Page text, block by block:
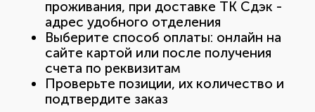
проживания, при доставке ТК Сдэк -
адрес удобного отделения
Выберите способ оплаты: онлайн на
сайте картой или после получения
счета по реквизитам
Проверьте позиции, их количество и
подтвердите заказ